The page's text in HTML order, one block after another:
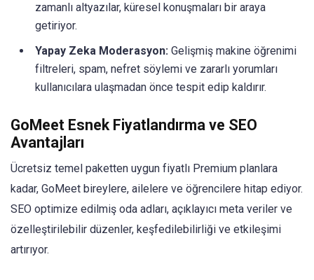
zamanlı altyazılar, küresel konuşmaları bir araya
getiriyor.
Yapay Zeka Moderasyon: Gelişmiş makine öğrenimi
filtreleri, spam, nefret söylemi ve zararlı yorumları
kullanıcılara ulaşmadan önce tespit edip kaldırır.
GoMeet Esnek Fiyatlandırma ve SEO
Avantajları
Ücretsiz temel paketten uygun fiyatlı Premium planlara
kadar, GoMeet bireylere, ailelere ve öğrencilere hitap ediyor.
SEO optimize edilmiş oda adları, açıklayıcı meta veriler ve
özelleştirilebilir düzenler, keşfedilebilirliği ve etkileşimi
artırıyor.